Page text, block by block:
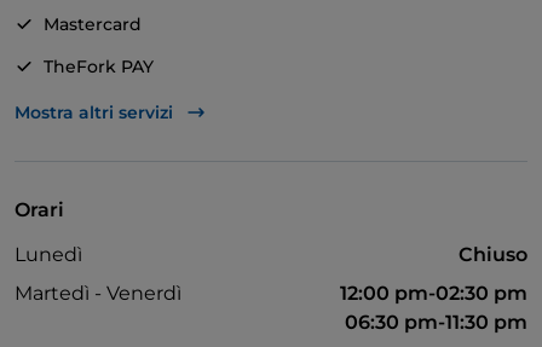
Mastercard
TheFork PAY
Unionpay via TheFork PAY
Mostra altri servizi
Orari
Lunedì
Chiuso
Martedì - Venerdì
12:00 pm-02:30 pm
06:30 pm-11:30 pm